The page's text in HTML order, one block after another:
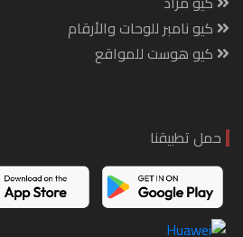
كيو نامبر للوحات والأرقام
كيو هوست للمواقع
حمل تطبيقنا